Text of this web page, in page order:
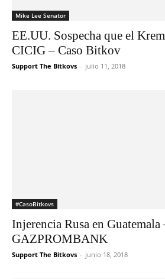
Mike Lee Senator
EE.UU. Sospecha que el
CICIG – Caso Bitkov
Support The Bitkovs - julio 11, 2018
#CasoBitkovs
Injerencia Rusa en Guatemala
GAZPROMBANK
Support The Bitkovs - junio 18, 2018